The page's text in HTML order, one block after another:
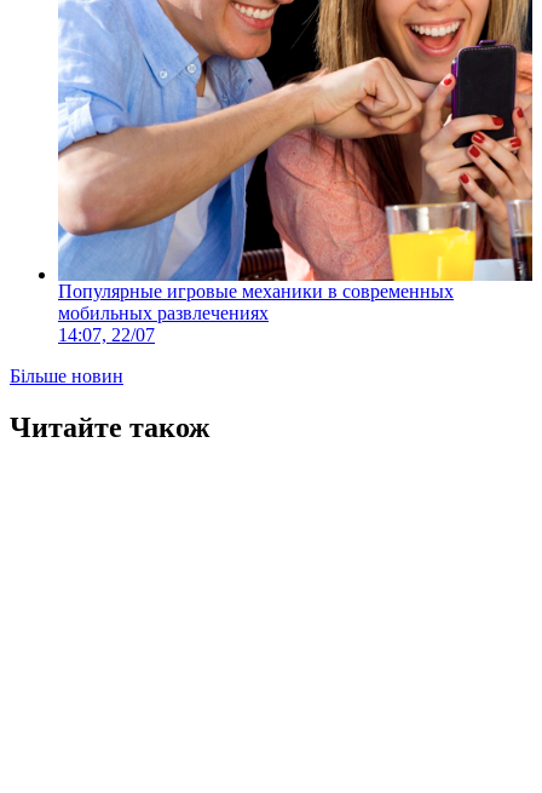
Популярные игровые механики в современных
мобильных развлечениях
14:07, 22/07
Більше новин
Читайте також